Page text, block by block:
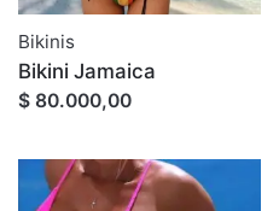
Bikinis
Bikini Jamaica
$ 80.000,00